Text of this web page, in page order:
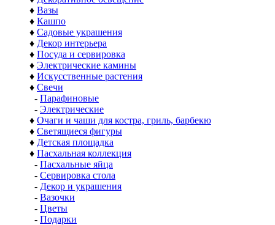
♦ Вазы
♦ Кашпо
♦ Садовые украшения
♦ Декор интерьера
♦ Посуда и сервировка
♦ Электрические камины
♦ Искусственные растения
♦ Свечи
- Парафиновые
- Электрические
♦ Очаги и чаши для костра, гриль, барбекю
♦ Светящиеся фигуры
♦ Детская площадка
♦ Пасхальная коллекция
- Пасхальные яйца
- Сервировка стола
- Декор и украшения
- Вазочки
- Цветы
- Подарки